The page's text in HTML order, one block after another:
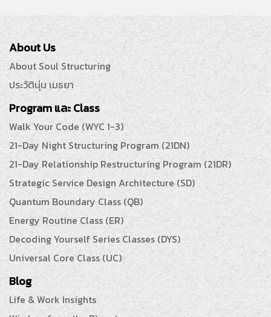
About Us
About Soul Structuring
ประวัตินุ่น เมธยา
Program และ Class
Walk Your Code (WYC 1-3)
21-Day Night Structuring Program (21DN)
21-Day Relationship Restructuring Program (21DR)
Strategic Service Design Architecture (SD)
Quantum Boundary Class (QB)
Energy Routine Class (ER)
Decoding Yourself Series Classes (DYS)
Universal Core Class (UC)
Blog
Life & Work Insights